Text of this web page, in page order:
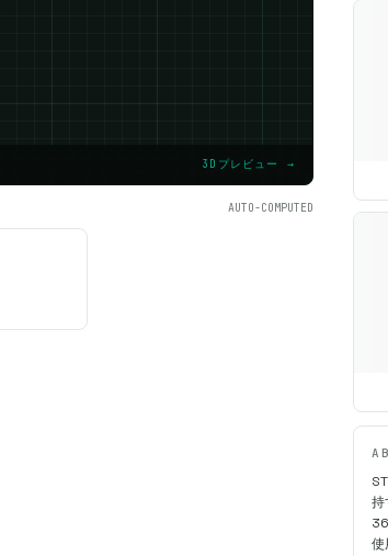
3Dプレビュー →
AUTO-COMPUTED
持
使